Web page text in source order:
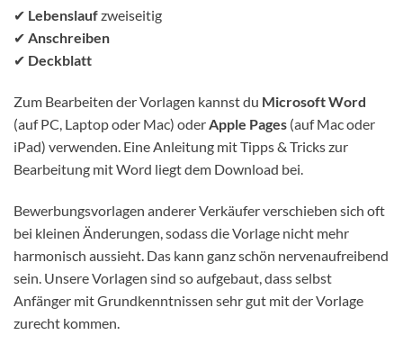
✔ Lebenslaufzweiseitig
✔ Anschreiben
✔ Deckblatt
Zum Bearbeiten der Vorlagen kannst du Microsoft Word
(auf PC, Laptop oder Mac) oderApple Pages (auf Mac oder
iPad) verwenden. Eine Anleitung mit Tipps & Tricks zur
Bearbeitung mit Word liegt dem Download bei.
Bewerbungsvorlagen anderer Verkäufer verschieben sich oft
bei kleinen Änderungen, sodass die Vorlage nicht mehr
harmonisch aussieht. Das kann ganz schön nervenaufreibend
sein. Unsere Vorlagen sind so aufgebaut, dass selbst
Anfänger mit Grundkenntnissen sehr gut mit der Vorlage
zurecht kommen.